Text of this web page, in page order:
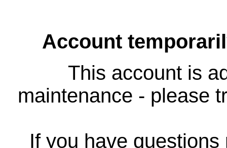
Account
This account is
maintenance - please
If you have